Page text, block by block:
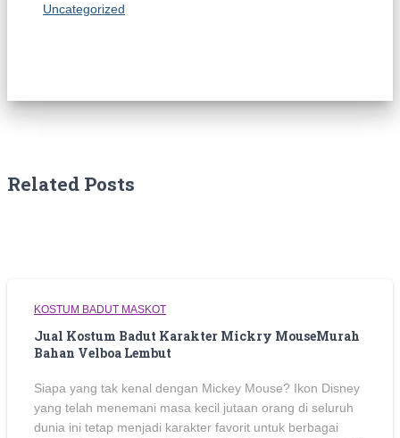
Uncategorized
Related Posts
KOSTUM BADUT MASKOT
Jual Kostum Badut Karakter Mickry MouseMurah
Bahan Velboa Lembut
Siapa yang tak kenal dengan Mickey Mouse? Ikon Disney
yang telah menemani masa kecil jutaan orang di seluruh
dunia ini tetap menjadi karakter favorit untuk berbagai